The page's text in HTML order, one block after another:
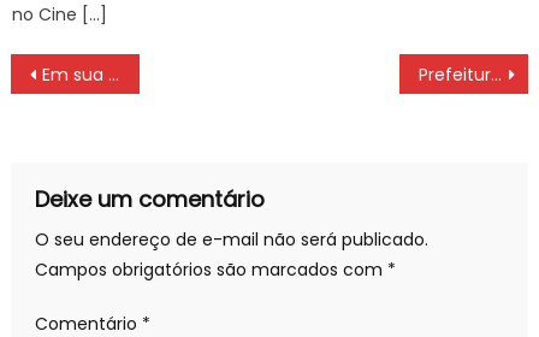
no Cine […]
Navegação
de
Em sua 17ª edição, Festival faz parte da história cultural de Corumbá – Portal do Governo de Mato Grosso do Sul Prefeitura de Cuiab | Prefeitura encerra programao alusiva ao Dia Nacional do Idoso com participao do MPE
Deixe um comentário
O seu endereço de e-mail não será publicado.
Campos obrigatórios são marcados com *
Comentário *